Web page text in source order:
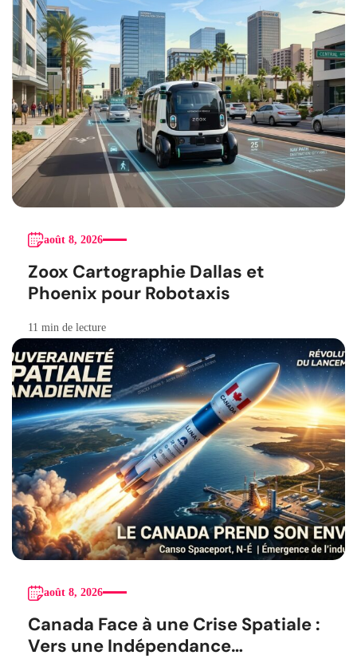
août 8, 2026
Zoox Cartographie Dallas et
Phoenix pour Robotaxis
11 min de lecture
août 8, 2026
Canada Face à une Crise Spatiale :
Vers une Indépendance